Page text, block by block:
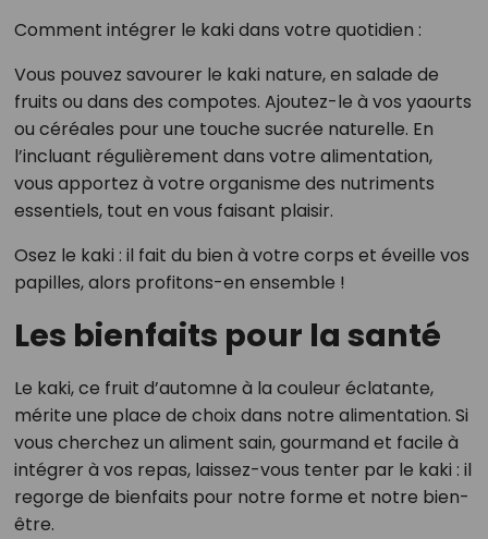
Comment intégrer le kaki dans votre quotidien :
Vous pouvez savourer le kaki nature, en salade de
fruits ou dans des compotes. Ajoutez-le à vos yaourts
ou céréales pour une touche sucrée naturelle. En
l’incluant régulièrement dans votre alimentation,
vous apportez à votre organisme des nutriments
essentiels, tout en vous faisant plaisir.
Osez le kaki : il fait du bien à votre corps et éveille vos
papilles, alors profitons-en ensemble !
Les bienfaits pour la santé
Le kaki, ce fruit d’automne à la couleur éclatante,
mérite une place de choix dans notre alimentation. Si
vous cherchez un aliment sain, gourmand et facile à
intégrer à vos repas, laissez-vous tenter par le kaki : il
regorge de bienfaits pour notre forme et notre bien-
être.